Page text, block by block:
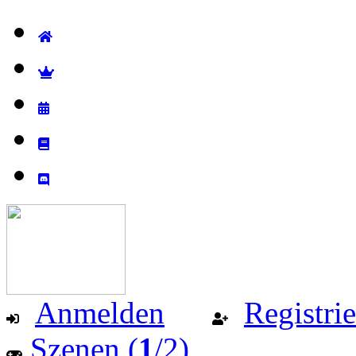
Anmelden
Szenen (1/2)